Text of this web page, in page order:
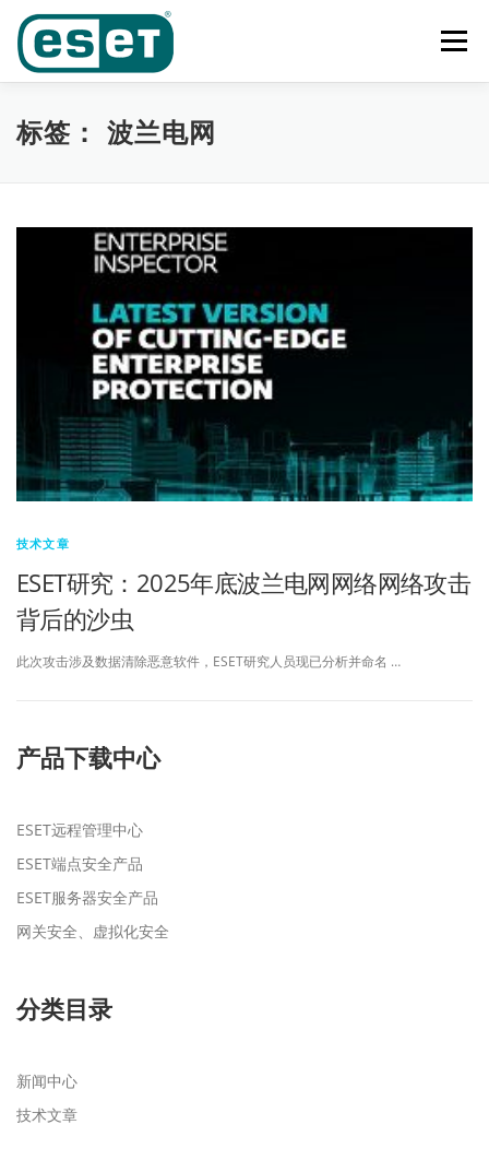
content
Menu
首页 功能 产品及业务范围
标签： 波兰电网
技术文章
ESET研究：2025年底波兰电网网络网络攻击
背后的沙虫
此次攻击涉及数据清除恶意软件，ESET研究人员现已分析并命名 …
产品下载中心
ESET远程管理中心
ESET端点安全产品
ESET服务器安全产品
网关安全、虚拟化安全
分类目录
新闻中心
技术文章